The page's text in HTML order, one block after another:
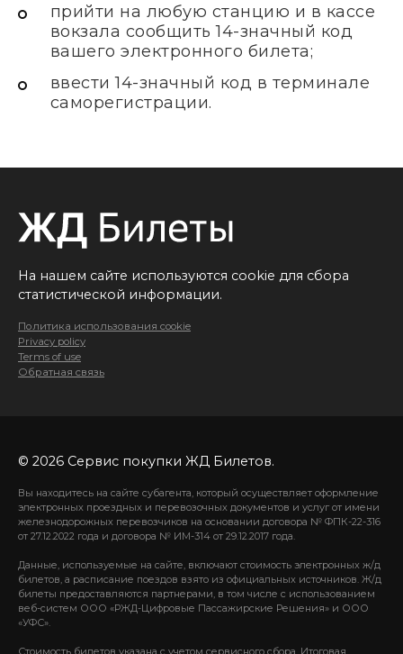
прийти на любую станцию и в кассе
вокзала сообщить 14-значный код
вашего электронного билета;
ввести 14-значный код в терминале
саморегистрации.
На нашем сайте используются cookie для сбора
статистической информации.
Политика использования cookie
Privacy policy
Terms of use
Обратная связь
© 2026 Сервис покупки ЖД Билетов.
Вы находитесь на сайте субагента, который осуществляет оформление
электронных проездных и перевозочных документов и услуг от имени
железнодорожных перевозчиков на основании договора № ФПК-22-316
от 27.12.2022 года и договора № ИМ-314 от 29.12.2017 года.
Данные, используемые на сайте, включают стоимость электронных ж/д
билетов, а расписание поездов взято из официальных источников. Ж/д
билеты предоставляются партнерами, в том числе с использованием
веб-систем ООО «РЖД-Цифровые Пассажирские Решения» и ООО
«УФС».
Стоимость билетов указана с учетом сервисного сбора. Итоговая